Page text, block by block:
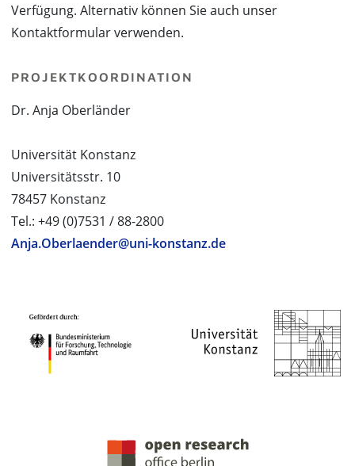
Verfügung. Alternativ können Sie auch unser
Kontaktformular verwenden.
PROJEKTKOORDINATION
Dr. Anja Oberländer
Universität Konstanz
Universitätsstr. 10
78457 Konstanz
Tel.: +49 (0)7531 / 88-2800
Anja.Oberlaender@uni-konstanz.de